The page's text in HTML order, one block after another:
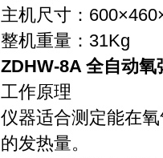
主机尺寸：
整机重量：31Kg
ZDHW-8A 全自动氧
工作原理
仪器适合测定能在
的发热量。